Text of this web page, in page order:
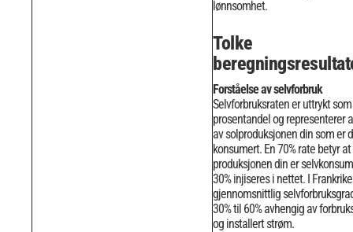
lønnsomhet.
Tolke
Forståelse av selvforbruk
Selvforbruksraten er uttrykt
prosentandel og representerer
av solproduksjonen din som er
konsumert. En 70% rate betyr at
produksjonen din er
30% injiseres i nettet. I
gjennomsnittlig
30% til 60% avhengig av
og installert strøm.